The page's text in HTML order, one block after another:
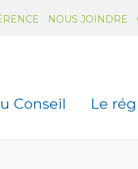
NOUS JOINDRE
Conseil Le